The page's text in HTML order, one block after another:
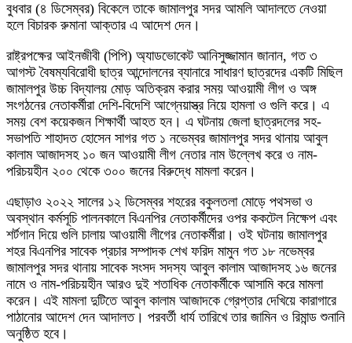
বুধবার (৪ ডিসেম্বর) বিকেলে তাকে জামালপুর সদর আমলি আদালতে নেওয়া
হলে বিচারক রুমানা আক্তার এ আদেশ দেন।
রাষ্ট্রপক্ষের আইনজীবী (পিপি) অ্যাডভোকেট আনিসুজ্জামান জানান, গত ৩
আগস্ট বৈষম্যবিরোধী ছাত্র আন্দোলনের ব্যানারে সাধারণ ছাত্রদের একটি মিছিল
জামালপুর উচ্চ বিদ্যালয় মোড় অতিক্রম করার সময় আওয়ামী লীগ ও অঙ্গ
সংগঠনের নেতাকর্মীরা দেশি-বিদেশি আগ্নেয়াস্ত্র নিয়ে হামলা ও গুলি করে। এ
সময় বেশ কয়েকজন শিক্ষার্থী আহত হন। এ ঘটনায় জেলা ছাত্রদলের সহ-
সভাপতি শাহাদত হোসেন সাগর গত ১ নভেম্বর জামালপুর সদর থানায় আবুল
কালাম আজাদসহ ১০ জন আওয়ামী লীগ নেতার নাম উল্লেখ করে ও নাম-
পরিচয়হীন ২০০ থেকে ৩০০ জনের বিরুদ্ধে মামলা করেন।
এছাড়াও ২০২২ সালের ১২ ডিসেম্বর শহরের বকুলতলা মোড়ে পথসভা ও
অবস্থান কর্মসূচি পালনকালে বিএনপির নেতাকর্মীদের ওপর ককটেল নিক্ষেপ এবং
শর্টগান দিয়ে গুলি চালায় আওয়ামী লীগের নেতাকর্মীরা। ওই ঘটনায় জামালপুর
শহর বিএনপির সাবেক প্রচার সম্পাদক শেখ ফরিদ মামুন গত ১৮ নভেম্বর
জামালপুর সদর থানায় সাবেক সংসদ সদস্য আবুল কালাম আজাদসহ ১৬ জনের
নামে ও নাম-পরিচয়হীন আরও দুই শতাধিক নেতাকর্মীকে আসামি করে মামলা
করেন। এই মামলা দুটিতে আবুল কালাম আজাদকে গ্রেপ্তার দেখিয়ে কারাগারে
পাঠানোর আদেশ দেন আদালত। পরবর্তী ধার্য তারিখে তার জামিন ও রিমান্ড শুনানি
অনুষ্ঠিত হবে।